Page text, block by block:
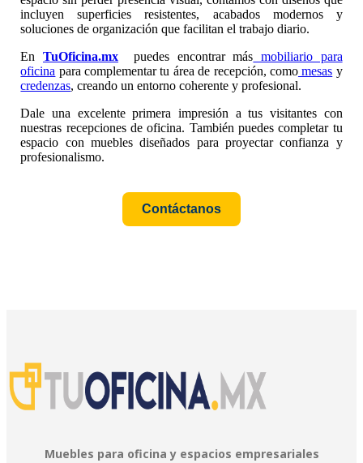
incluyen superficies resistentes, acabados modernos y
soluciones de organización que facilitan el trabajo diario.
EnTuOficina.mx puedes encontrar más mobiliario para
oficina para complementar tu área de recepción, comomesas y
credenzas, creando un entorno coherente y profesional.
Dale una excelente primera impresión a tus visitantes con
nuestras recepciones de oficina. También puedes completar tu
espacio con muebles diseñados para proyectar confianza y
profesionalismo.
Contáctanos
Muebles para oficina y espacios empresariales